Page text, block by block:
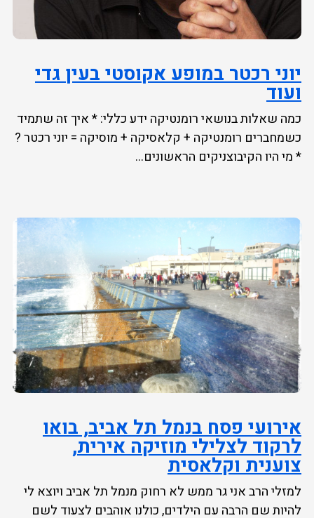
יוני רכטר במופע אקוסטי בעין גדי
ועוד
כמה שאלות בנושאי רומנטיקה ידע כללי: * איך זה שתמיד
כשמחברים רומנטיקה + קלאסיקה + מוסיקה = יוני רכטר ?
* מי היו הקיבוצניקים הראשונים...
אירועי פסח בנמל תל אביב, בואו
לרקוד לצלילי מוזיקה אירית,
צוענית וקלאסית
למזלי הרב אני גר ממש לא רחוק מנמל תל אביב ויוצא לי
להיות שם הרבה עם הילדים, כולנו אוהבים לצעוד לשם